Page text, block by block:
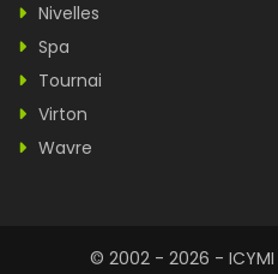
Nivelles
Spa
Tournai
Virton
Wavre
© 2002 - 2026 - ICYMI